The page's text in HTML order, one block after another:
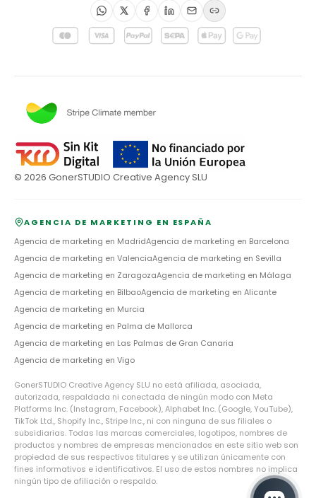
© 2026 GonerSTUDIO Creative Agency SLU
AGENCIA DE MARKETING EN ESPAÑA
Agencia de marketing en MadridAgencia de marketing en Barcelona
Agencia de marketing en ValenciaAgencia de marketing en Sevilla
Agencia de marketing en ZaragozaAgencia de marketing en Málaga
Agencia de marketing en BilbaoAgencia de marketing en Alicante
Agencia de marketing en Murcia
Agencia de marketing en Palma de Mallorca
Agencia de marketing en Las Palmas de Gran Canaria
Agencia de marketing en Vigo
GonerSTUDIO Creative Agency SLU no está afiliada, asociada,
autorizada, respaldada ni conectada de ningún modo con Meta
Platforms Inc. (Instagram, Facebook), Alphabet Inc. (Google, YouTube),
TikTok Ltd., Shopify Inc., Stripe Inc., ni con ninguna de sus filiales o
subsidiarias. Todas las marcas comerciales, logotipos, nombres de
productos y nombres de empresas mencionados en este sitio web son
propiedad de sus respectivos titulares y se utilizan únicamente con
fines informativos e identificativos. El uso de estos nombres no implica
ningún tipo de afiliación o respaldo.